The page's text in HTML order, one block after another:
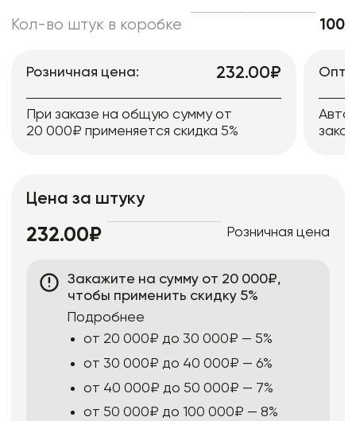
Кол-во штук в коробке 100
Розничная цена: 232.00₽
При заказе на общую сумму от
20 000₽ применяется скидка 5%
Цена за штуку
232.00₽ Розничная цена
Закажите на сумму от 20 000₽,
чтобы применить скидку 5%
Подробнее
от 20 000₽ до 30 000₽ — 5%
от 30 000₽ до 40 000₽ — 6%
от 40 000₽ до 50 000₽ — 7%
от 50 000₽ до 100 000₽ — 8%